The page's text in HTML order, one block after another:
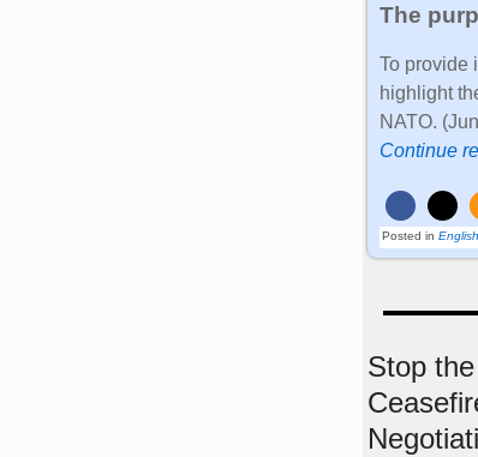
The
To provide
highlight
NATO.
Continue
Posted in English
Stop